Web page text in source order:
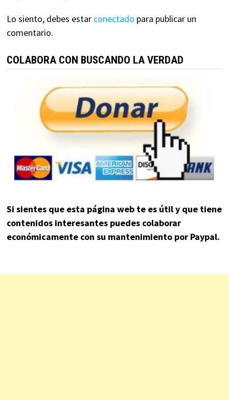
Lo siento, debes estar conectado para publicar un
comentario.
COLABORA CON BUSCANDO LA VERDAD
Si sientes que esta página web te es útil y que tiene
contenidos interesantes puedes colaborar
económicamente con su mantenimiento por Paypal.